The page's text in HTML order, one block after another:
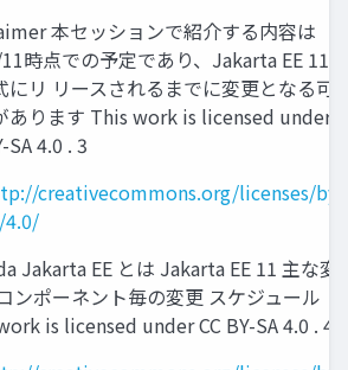
本セッションで紹介する内容は
時点での予定であり、Jakarta EE 11
にリ リースされるまでに変更となる可
あります This work is licensed under
SA 4.0 . 3
creativecommons.org/licenses/by-
4.0/
Jakarta EE とは Jakarta EE 11 主な変
ンポーネント毎の変更 スケジュール
is licensed under CC BY-SA 4.0 . 4